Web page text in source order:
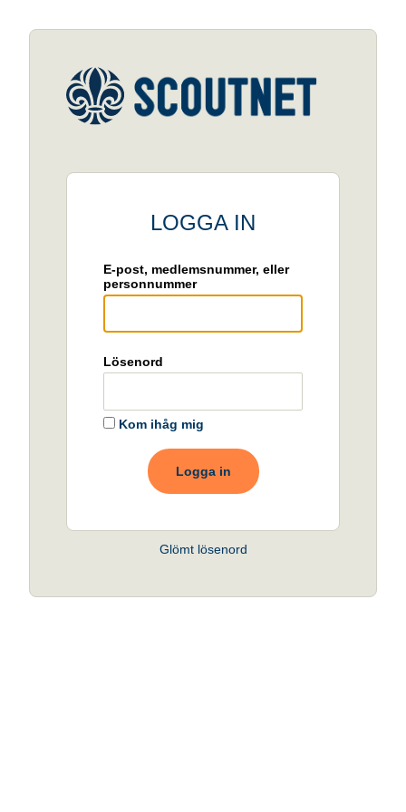
LOGGA IN
E-post, medlemsnummer, eller
personnummer
Lösenord
Kom ihåg mig
Logga in
Glömt lösenord